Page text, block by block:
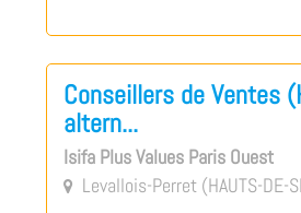
Conseillers de Ventes
altern...
Isifa Plus Values Paris Ouest
 Levallois-Perret (HAUTS-DE-